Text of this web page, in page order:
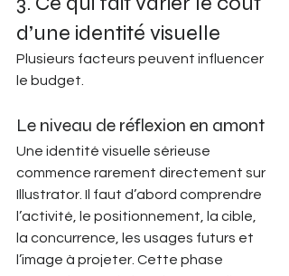
d’une identité visuelle
Plusieurs facteurs peuvent influencer
le budget.
Le niveau de réflexion en amont
Une identité visuelle sérieuse
commence rarement directement sur
Illustrator. Il faut d’abord comprendre
l’activité, le positionnement, la cible,
la concurrence, les usages futurs et
l’image à projeter. Cette phase